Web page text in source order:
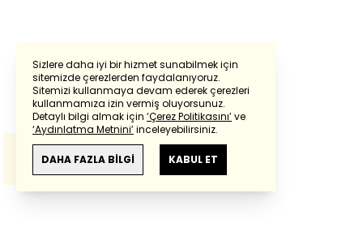
Sizlere daha iyi bir hizmet sunabilmek için
sitemizde çerezlerden faydalanıyoruz.
Sitemizi kullanmaya devam ederek çerezleri
kullanmamıza izin vermiş oluyorsunuz.
Detaylı bilgi almak için ‘Çerez Politikasını’ve
‘Aydınlatma Metnini’inceleyebilirsiniz.
DAHA FAZLA BİLGİ KABUL ET
Powered by Translate
Bu çevirideGoogle Transletekullanılmıştır.
Anlam ve çeviri hatalarından
haberturk.com
sorumlu değildir.